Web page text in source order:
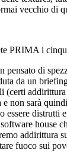
vecchio di
PRIMA i
di
da un
non sarà
essere
house
addirittura
fuoco sui